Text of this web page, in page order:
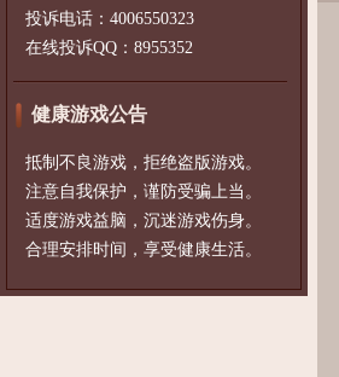
投诉电话：4006550323
在线投诉QQ：8955352
健康游戏公告
抵制不良游戏，拒绝盗版游戏。
注意自我保护，谨防受骗上当。
适度游戏益脑，沉迷游戏伤身。
合理安排时间，享受健康生活。